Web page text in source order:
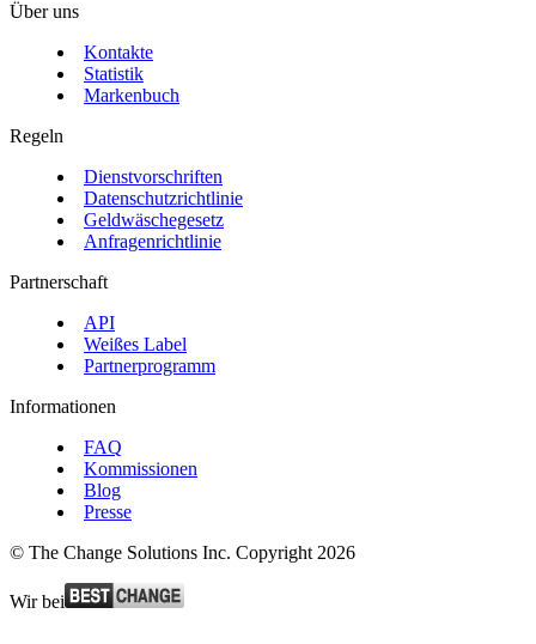
Über uns
Kontakte
Statistik
Markenbuch
Regeln
Dienstvorschriften
Datenschutzrichtlinie
Geldwäschegesetz
Anfragenrichtlinie
Partnerschaft
API
Weißes Label
Partnerprogramm
Informationen
FAQ
Kommissionen
Blog
Presse
© The Change Solutions Inc. Copyright 2026
Wir bei